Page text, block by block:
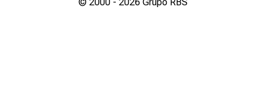
© 2000 - 2026 Grupo RBS